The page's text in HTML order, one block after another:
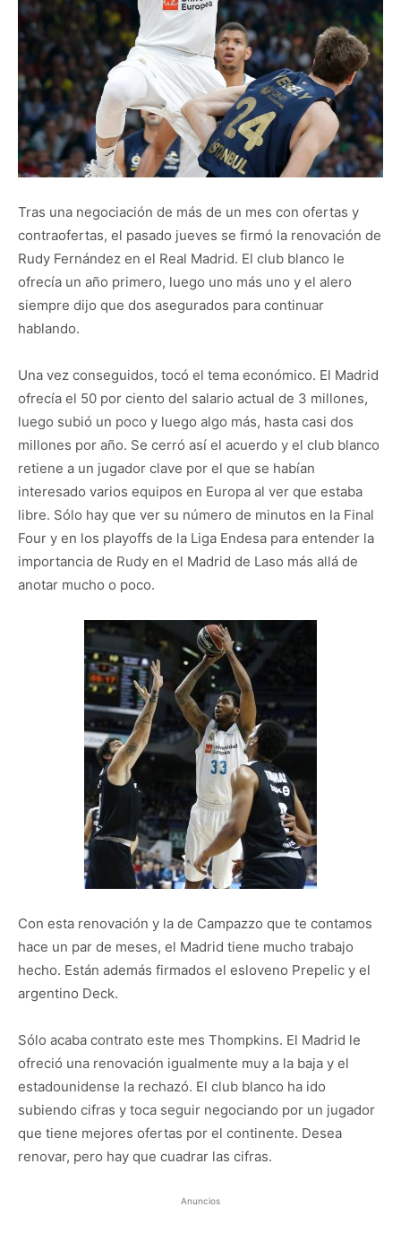
Tras una negociación de más de un mes con ofertas y
contraofertas, el pasado jueves se firmó la renovación de
Rudy Fernández en el Real Madrid. El club blanco le
ofrecía un año primero, luego uno más uno y el alero
siempre dijo que dos asegurados para continuar
hablando.
Una vez conseguidos, tocó el tema económico. El Madrid
ofrecía el 50 por ciento del salario actual de 3 millones,
luego subió un poco y luego algo más, hasta casi dos
millones por año. Se cerró así el acuerdo y el club blanco
retiene a un jugador clave por el que se habían
interesado varios equipos en Europa al ver que estaba
libre. Sólo hay que ver su número de minutos en la Final
Four y en los playoffs de la Liga Endesa para entender la
importancia de Rudy en el Madrid de Laso más allá de
anotar mucho o poco.
Con esta renovación y la de Campazzo que te contamos
hace un par de meses, el Madrid tiene mucho trabajo
hecho. Están además firmados el esloveno Prepelic y el
argentino Deck.
Sólo acaba contrato este mes Thompkins. El Madrid le
ofreció una renovación igualmente muy a la baja y el
estadounidense la rechazó. El club blanco ha ido
subiendo cifras y toca seguir negociando por un jugador
que tiene mejores ofertas por el continente. Desea
renovar, pero hay que cuadrar las cifras.
Anuncios